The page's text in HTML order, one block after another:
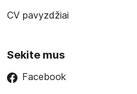
CV pavyzdžiai
Sekite mus
Facebook